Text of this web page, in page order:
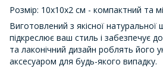
Розмір: 10х10х2 см - компактний та
Виготовлений з якісної натуральної
підкреслює ваш стиль і забезпечує
та лаконічний дизайн роблять його
аксесуаром для будь-якого випадку.